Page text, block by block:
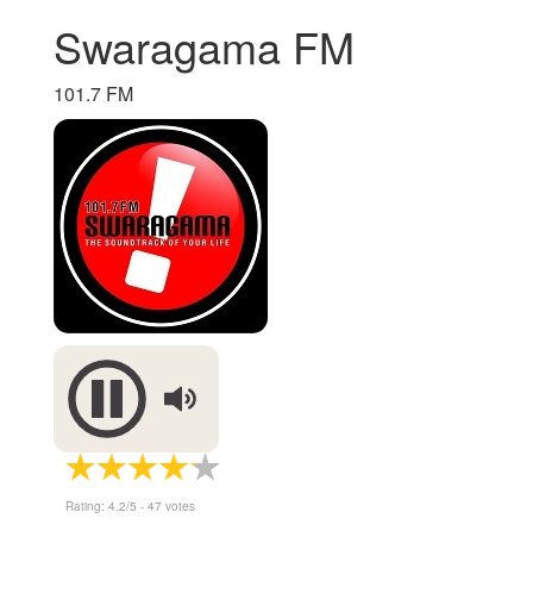
Swaragama FM
101.7 FM
Rating: 4.2/5 - 47 votes